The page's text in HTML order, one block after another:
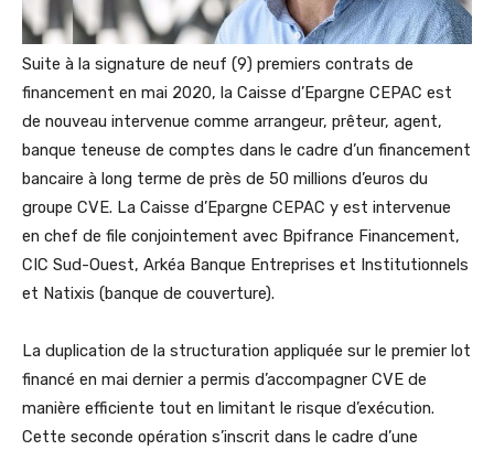
Suite à la signature de neuf (9) premiers contrats de
financement en mai 2020, la Caisse d’Epargne CEPAC est
de nouveau intervenue comme arrangeur, prêteur, agent,
banque teneuse de comptes dans le cadre d’un financement
bancaire à long terme de près de 50 millions d’euros du
groupe CVE. La Caisse d’Epargne CEPAC y est intervenue
en chef de file conjointement avec Bpifrance Financement,
CIC Sud-Ouest, Arkéa Banque Entreprises et Institutionnels
et Natixis (banque de couverture).
La duplication de la structuration appliquée sur le premier lot
financé en mai dernier a permis d’accompagner CVE de
manière efficiente tout en limitant le risque d’exécution.
Cette seconde opération s’inscrit dans le cadre d’une